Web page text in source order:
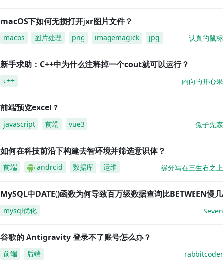
macOS下如何无损打开jxr图片文件？
macos 图片处理 png imagemagick jpg 认真的鼠标
新手求助：C++中为什么注释掉一个cout就可以运行？
c++ 内向的开心果
前端预览excel？
javascript 前端 vue3 兔子先森
如何在科技前沿下构建去智环境并筛选意识体？
前端 android 数据库 运维 缘分写在三生石之上
MySQL中DATE()函数为何导致百万级数据查询比BETWEEN慢
mysql优化 Seven
谷歌的 Antigravity 登录不了账号怎么办？
前端 后端 rabbitcoder